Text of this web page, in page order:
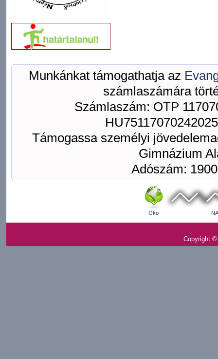
Munkánkat támogathatja az
számlaszámára
Számlaszám: OTP
Támogassa személyi
Gimnázium
Adószám:
Öko
Copyright